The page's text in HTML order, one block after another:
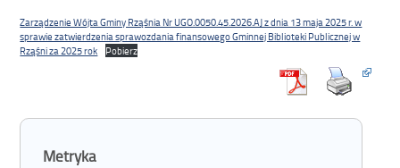
Zarządzenie Wójta Gminy Rząśnia Nr UGO.0050.45.2026.AJ z dnia 13 maja 2025 r. w
sprawie zatwierdzenia sprawozdania finansowego Gminnej Biblioteki Publicznej w
Rząśni za 2025 rok
Pobierz
Metryka